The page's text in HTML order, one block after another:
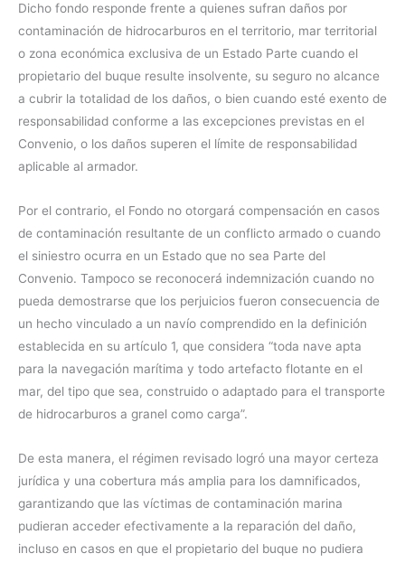
Dicho fondo responde frente a quienes sufran daños por
contaminación de hidrocarburos en el territorio, mar territorial
o zona económica exclusiva de un Estado Parte cuando el
propietario del buque resulte insolvente, su seguro no alcance
a cubrir la totalidad de los daños, o bien cuando esté exento de
responsabilidad conforme a las excepciones previstas en el
Convenio, o los daños superen el límite de responsabilidad
aplicable al armador.
Por el contrario, el Fondo no otorgará compensación en casos
de contaminación resultante de un conflicto armado o cuando
el siniestro ocurra en un Estado que no sea Parte del
Convenio. Tampoco se reconocerá indemnización cuando no
pueda demostrarse que los perjuicios fueron consecuencia de
un hecho vinculado a un navío comprendido en la definición
establecida en su artículo 1, que considera “toda nave apta
para la navegación marítima y todo artefacto flotante en el
mar, del tipo que sea, construido o adaptado para el transporte
de hidrocarburos a granel como carga”.
De esta manera, el régimen revisado logró una mayor certeza
jurídica y una cobertura más amplia para los damnificados,
garantizando que las víctimas de contaminación marina
pudieran acceder efectivamente a la reparación del daño,
incluso en casos en que el propietario del buque no pudiera